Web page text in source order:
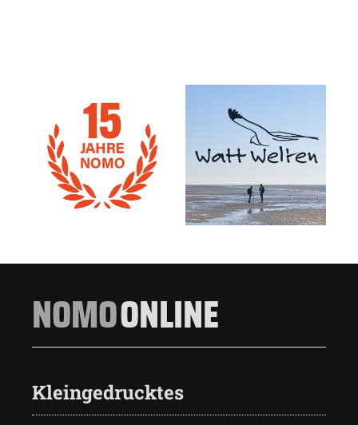
NOMOONLINE
Kleingedrucktes